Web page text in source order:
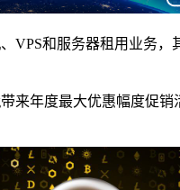
VPS和服务器租用业务
来年度最大优惠幅度促